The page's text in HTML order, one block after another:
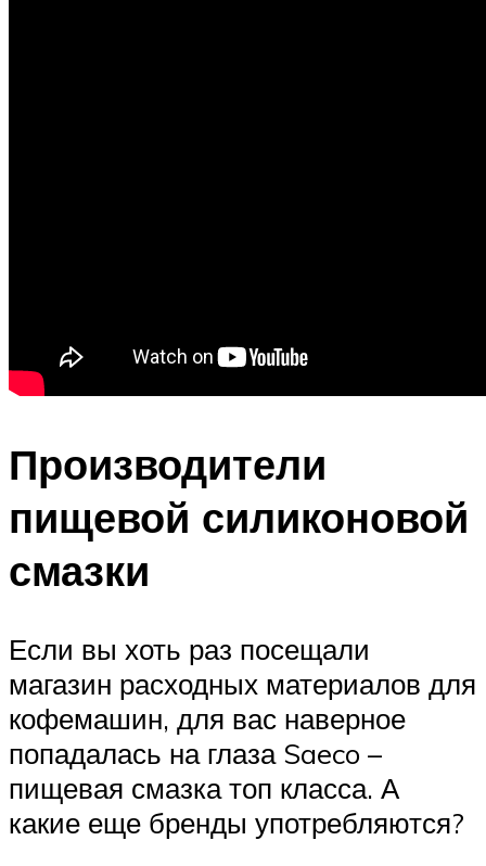
Производители
пищевой силиконовой
смазки
Если вы хоть раз посещали
магазин расходных материалов для
кофемашин, для вас наверное
попадалась на глаза Saeco –
пищевая смазка топ класса. А
какие еще бренды употребляются?